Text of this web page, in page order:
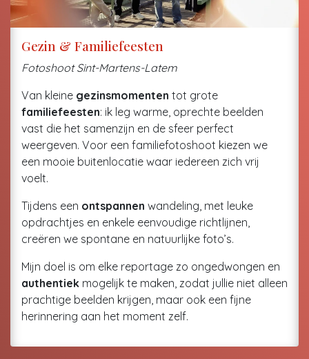
Gezin & Familiefeesten
Fotoshoot Sint-Martens-Latem
Van kleine gezinsmomenten tot grote
familiefeesten: ik leg warme, oprechte beelden
vast die het samenzijn en de sfeer perfect
weergeven. Voor een familiefotoshoot kiezen we
een mooie buitenlocatie waar iedereen zich vrij
voelt.
Tijdens een ontspannen wandeling, met leuke
opdrachtjes en enkele eenvoudige richtlijnen,
creëren we spontane en natuurlijke foto’s.
Mijn doel is om elke reportage zo ongedwongen en
authentiek mogelijk te maken, zodat jullie niet alleen
prachtige beelden krijgen, maar ook een fijne
herinnering aan het moment zelf.